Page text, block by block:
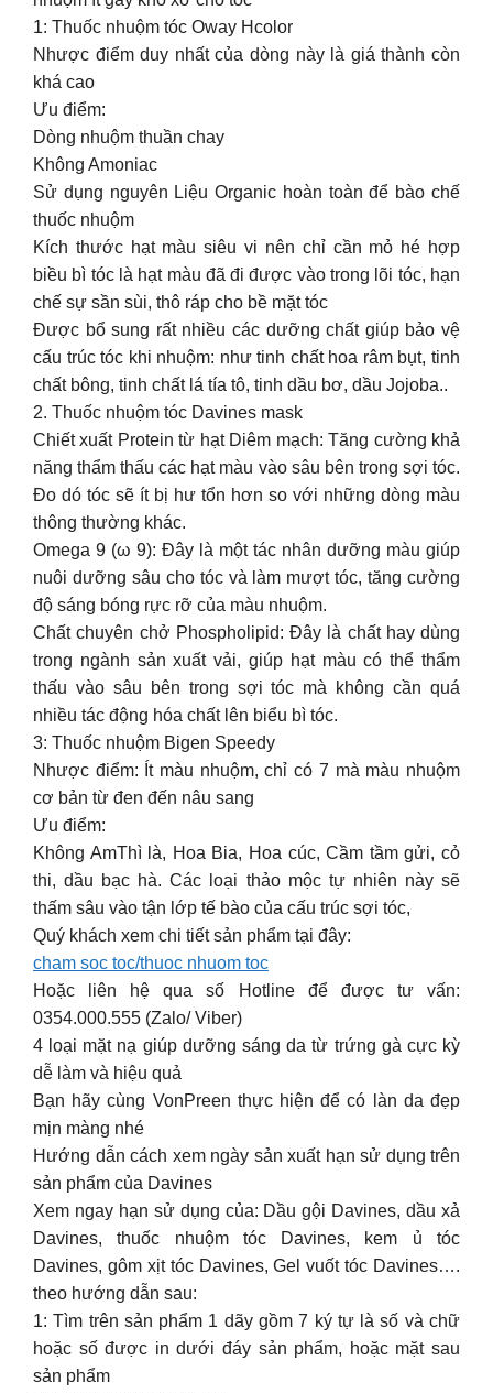
1: Thuốc nhuộm tóc Oway Hcolor
Nhược điểm duy nhất của dòng này là giá thành còn
khá cao
Ưu điểm:
Dòng nhuộm thuần chay
Không Amoniac
Sử dụng nguyên Liệu Organic hoàn toàn để bào chế
thuốc nhuộm
Kích thước hạt màu siêu vi nên chỉ cần mỏ hé hợp
biều bì tóc là hạt màu đã đi được vào trong lõi tóc, hạn
chế sự sần sùi, thô ráp cho bề mặt tóc
Được bổ sung rất nhiều các dưỡng chất giúp bảo vệ
cấu trúc tóc khi nhuộm: như tinh chất hoa râm bụt, tinh
chất bông, tinh chất lá tía tô, tinh dầu bơ, dầu Jojoba..
2. Thuốc nhuộm tóc Davines mask
Chiết xuất Protein từ hạt Diêm mạch: Tăng cường khả
năng thẩm thấu các hạt màu vào sâu bên trong sợi tóc.
Đo dó tóc sẽ ít bị hư tổn hơn so với những dòng màu
thông thường khác.
Omega 9 (ω 9): Đây là một tác nhân dưỡng màu giúp
nuôi dưỡng sâu cho tóc và làm mượt tóc, tăng cường
độ sáng bóng rực rỡ của màu nhuộm.
Chất chuyên chở Phospholipid: Đây là chất hay dùng
trong ngành sản xuất vải, giúp hạt màu có thể thẩm
thấu vào sâu bên trong sợi tóc mà không cần quá
nhiều tác động hóa chất lên biểu bì tóc.
3: Thuốc nhuộm Bigen Speedy
Nhược điểm: Ít màu nhuộm, chỉ có 7 mà màu nhuộm
cơ bản từ đen đến nâu sang
Ưu điểm:
Không AmThì là, Hoa Bia, Hoa cúc, Cầm tầm gửi, cỏ
thi, dầu bạc hà. Các loại thảo mộc tự nhiên này sẽ
thấm sâu vào tận lớp tế bào của cấu trúc sợi tóc,
Quý khách xem chi tiết sản phẩm tại đây:
cham soc toc/thuoc nhuom toc
Hoặc liên hệ qua số Hotline để được tư vấn:
0354.000.555 (Zalo/ Viber)
4 loại mặt nạ giúp dưỡng sáng da từ trứng gà cực kỳ
dễ làm và hiệu quả
Bạn hãy cùng VonPreen thực hiện để có làn da đẹp
mịn màng nhé
Hướng dẫn cách xem ngày sản xuất hạn sử dụng trên
sản phẩm của Davines
Xem ngay hạn sử dụng của: Dầu gội Davines, dầu xả
Davines, thuốc nhuộm tóc Davines, kem ủ tóc
Davines, gôm xịt tóc Davines, Gel vuốt tóc Davines….
theo hướng dẫn sau:
1: Tìm trên sản phẩm 1 dãy gồm 7 ký tự là số và chữ
hoặc số được in dưới đáy sản phẩm, hoặc mặt sau
sản phẩm